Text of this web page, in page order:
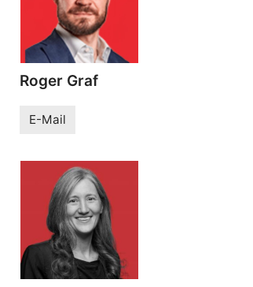
Roger Graf
E-Mail